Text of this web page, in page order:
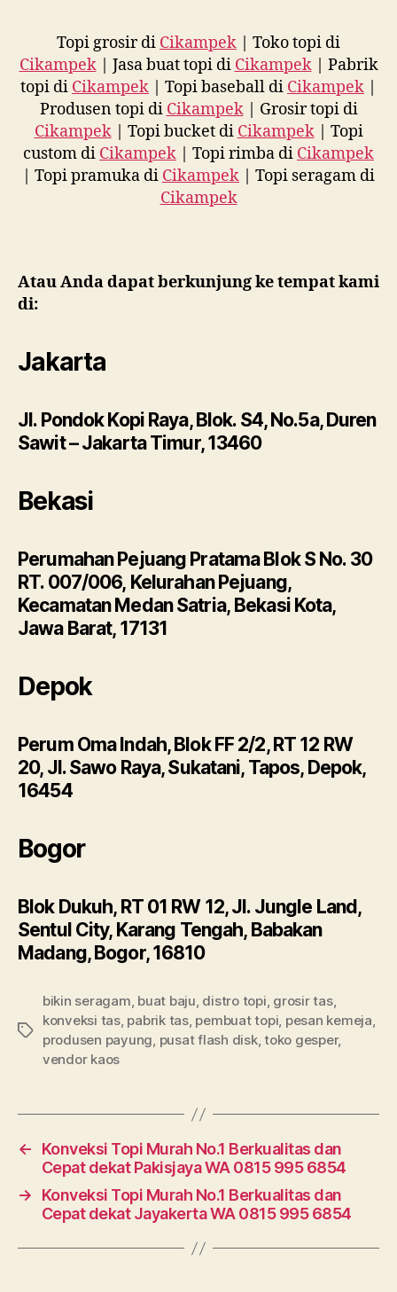
Topi grosir di Cikampek | Toko topi di
Cikampek| Jasa buat topi di Cikampek| Pabrik
topi di Cikampek | Topi baseball di Cikampek
Produsen topi di Cikampek| Grosir topi di
Cikampek| Topi bucket di Cikampek| Topi
custom di Cikampek | Topi rimba di Cikampek
| Topi pramuka di Cikampek | Topi seragam di
Cikampek
Atau Anda dapat berkunjung ke tempat kami
di:
Jakarta
Jl. Pondok Kopi Raya, Blok. S4, No.5a, Duren
Sawit – Jakarta Timur, 13460
Bekasi
Perumahan Pejuang Pratama Blok S No. 30
RT. 007/006, Kelurahan Pejuang,
Kecamatan Medan Satria, Bekasi Kota,
Jawa Barat, 17131
Depok
Perum Oma Indah, Blok FF 2/2, RT 12 RW
20, Jl. Sawo Raya, Sukatani, Tapos, Depok,
16454
Bogor
Blok Dukuh, RT 01 RW 12, Jl. Jungle Land,
Sentul City, Karang Tengah, Babakan
Madang, Bogor, 16810
Tags
bikin seragam, buat baju, distro topi, grosir tas,
konveksi tas, pabrik tas, pembuat topi, pesan kemeja,
produsen payung, pusat flash disk,toko gesper,
vendor kaos
←
Konveksi Topi Murah No.1 Berkualitas dan
Cepat dekat Pakisjaya WA 0815 995 6854
→
Konveksi Topi Murah No.1 Berkualitas dan
Cepat dekat Jayakerta WA 0815 995 6854